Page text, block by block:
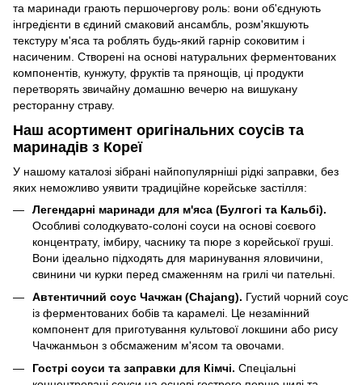
та маринади грають першочергову роль: вони об'єднують
інгредієнти в єдиний смаковий ансамбль, розм'якшують
текстуру м'яса та роблять будь-який гарнір соковитим і
насиченим. Створені на основі натуральних ферментованих
компонентів, кунжуту, фруктів та прянощів, ці продукти
перетворять звичайну домашню вечерю на вишукану
ресторанну страву.
Наш асортимент оригінальних соусів та
маринадів з Кореї
У нашому каталозі зібрані найпопулярніші рідкі заправки, без
яких неможливо уявити традиційне корейське застілля:
Легендарні маринади для м'яса (Булгогі та Кальбі).
Особливі солодкувато-солоні соуси на основі соєвого
концентрату, імбиру, часнику та пюре з корейської груші.
Вони ідеально підходять для маринування яловичини,
свинини чи курки перед смаженням на грилі чи пательні.
Автентичний соус Чачжан (Chajang). Густий чорний соус
із ферментованих бобів та карамелі. Це незамінний
компонент для приготування культової локшини або рису
Чачжанмьон з обсмаженим м'ясом та овочами.
Гострі соуси та заправки для Кімчі. Спеціальні